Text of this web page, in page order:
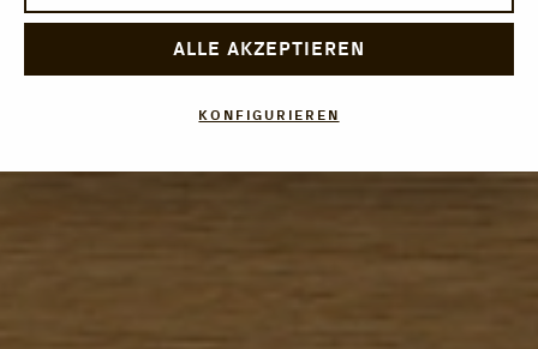
ALLE AKZEPTIEREN
KONFIGURIEREN